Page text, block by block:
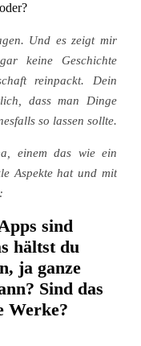
Und es zeigt mir
keine Geschichte
reinpackt. Dein
dass man Dinge
so lassen sollte.
einem das wie ein
Aspekte hat und mit
sind
hältst du
ja ganze
Sind das
Werke?